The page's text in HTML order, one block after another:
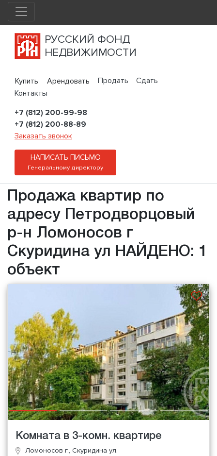
РУССКИЙ ФОНД
НЕДВИЖИМОСТИ
Купить Арендовать Продать
Сдать
Контакты
+7 (812) 200-99-98
+7 (812) 200-88-89
Заказать звонок
НАПИСАТЬ ПИСЬМО
Генеральному директору
Продажа квартир по
адресу Петродворцовый
р-н Ломоносов г
Скуридина ул НАЙДЕНО: 1
объект
Комната в 3-комн. квартире
Ломоносов г., Скуридина ул.